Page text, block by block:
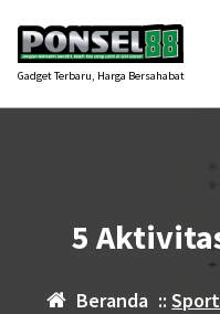
konten
Gadget Terbaru, Harga Bersahabat
5
Beranda ::Sport